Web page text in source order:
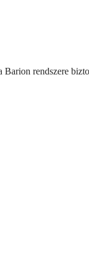
Barion rendszere